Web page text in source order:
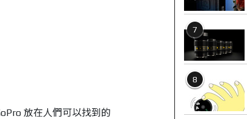
放在人們可以找到的
7
8